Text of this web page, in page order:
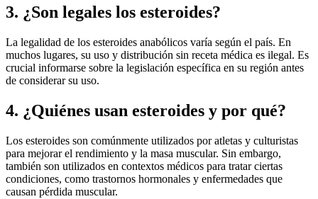
3. ¿Son legales los esteroides?
La legalidad de los esteroides anabólicos varía según el país. En
muchos lugares, su uso y distribución sin receta médica es ilegal. Es
crucial informarse sobre la legislación específica en su región antes
de considerar su uso.
4. ¿Quiénes usan esteroides y por qué?
Los esteroides son comúnmente utilizados por atletas y culturistas
para mejorar el rendimiento y la masa muscular. Sin embargo,
también son utilizados en contextos médicos para tratar ciertas
condiciones, como trastornos hormonales y enfermedades que
causan pérdida muscular.